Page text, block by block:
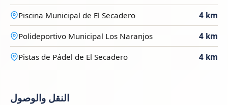
Piscina Municipal de El Secadero 4 km
Polideportivo Municipal Los Naranjos 4 km
Pistas de Pádel de El Secadero 4 km
النقل والوصول